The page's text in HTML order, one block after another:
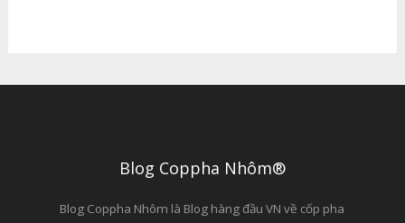
Blog Coppha Nhôm®
Blog Coppha Nhôm là Blog hàng đầu VN về cốp pha